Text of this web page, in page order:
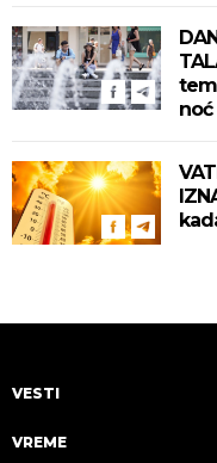
VESTI
VREME